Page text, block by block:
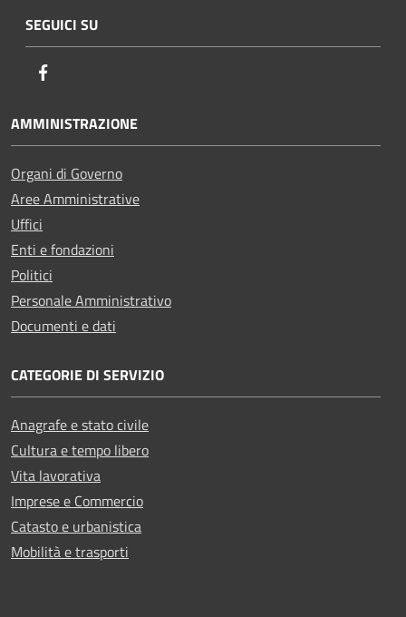
SEGUICI SU
AMMINISTRAZIONE
Organi di Governo
Aree Amministrative
Uffici
Enti e fondazioni
Politici
Personale Amministrativo
Documenti e dati
CATEGORIE DI SERVIZIO
Anagrafe e stato civile
Cultura e tempo libero
Vita lavorativa
Imprese e Commercio
Catasto e urbanistica
Mobilità e trasporti